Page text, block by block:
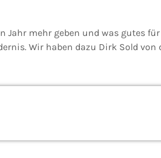
Jahr mehr geben und was gutes
Wir haben dazu Dirk Sold von